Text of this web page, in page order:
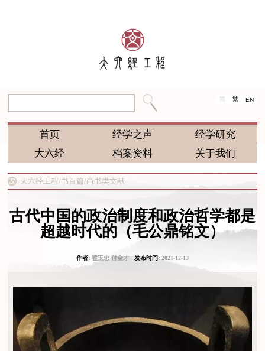
简 繁 EN
首页 经学之声
经学研究
大六经
档案资料 关于我们
大六经工程/书百篇/尚书类文献
古代中国的政治制度和政治哲学都是
超越时代的（毛公鼎铭文）
作者: 翟玉忠 付金才发布时间: 2021-12-13